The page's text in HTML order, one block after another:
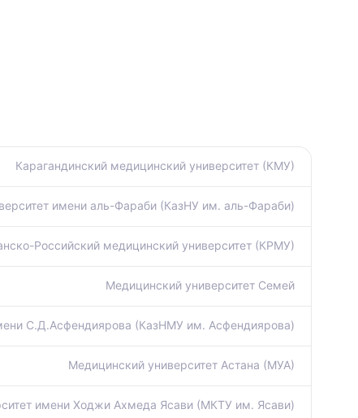
Карагандинский медицинский университет (КМУ)
имени аль-Фараби (КазНУ им. аль-Фараби)
Российский медицинский университет (КРМУ)
Медицинский университет Семей
С.Д.Асфендиярова (КазНМУ им. Асфендиярова)
Медицинский университет Астана (МУА)
имени Ходжи Ахмеда Ясави (МКТУ им. Ясави)